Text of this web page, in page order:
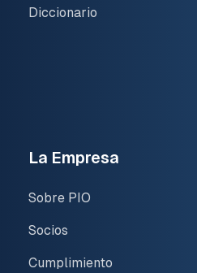
Diccionario
La Empresa
Sobre PIO
Socios
Cumplimiento